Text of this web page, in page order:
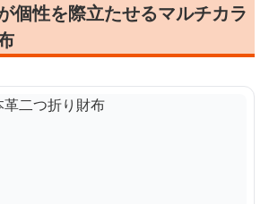
個性を際立たせるマルチカラ